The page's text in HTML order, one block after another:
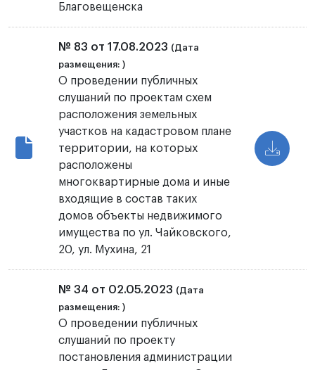
Благовещенска
№ 83 от 17.08.2023 (Дата
размещения: )
О проведении публичных
слушаний по проектам схем
расположения земельных
участков на кадастровом плане
территории, на которых
расположены
многоквартирные дома и иные
входящие в состав таких
домов объекты недвижимого
имущества по ул. Чайковского,
20, ул. Мухина, 21
№ 34 от 02.05.2023 (Дата
размещения: )
О проведении публичных
слушаний по проекту
постановления администрации